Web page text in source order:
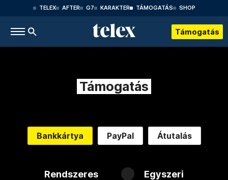
TELEX AFTER G7 KARAKTER TÁMOGATÁS SHOP
Támogatás
Támogatás
Bankkártya PayPal Átutalás
Rendszeres Egyszeri